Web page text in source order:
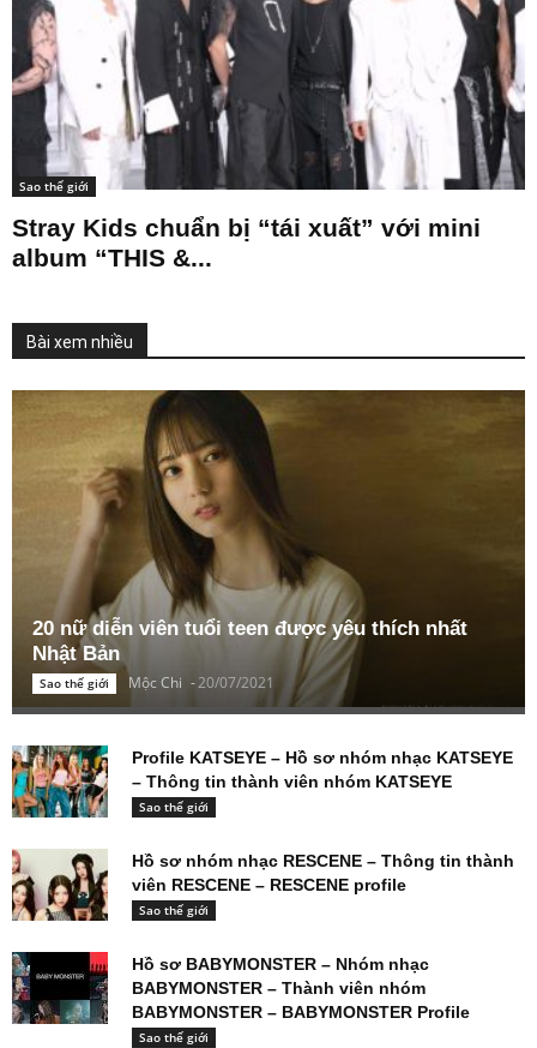
Sao thế giới
Stray Kids chuẩn bị “tái xuất” với mini
album “THIS &...
Bài xem nhiều
20 nữ diễn viên tuổi teen được yêu thích nhất
Nhật Bản
Sao thế giới Mộc Chi -20/07/2021
Profile KATSEYE – Hồ sơ nhóm nhạc KATSEYE
– Thông tin thành viên nhóm KATSEYE
Sao thế giới
Hồ sơ nhóm nhạc RESCENE – Thông tin thành
viên RESCENE – RESCENE profile
Sao thế giới
Hồ sơ BABYMONSTER – Nhóm nhạc
BABYMONSTER – Thành viên nhóm
BABYMONSTER – BABYMONSTER Profile
Sao thế giới